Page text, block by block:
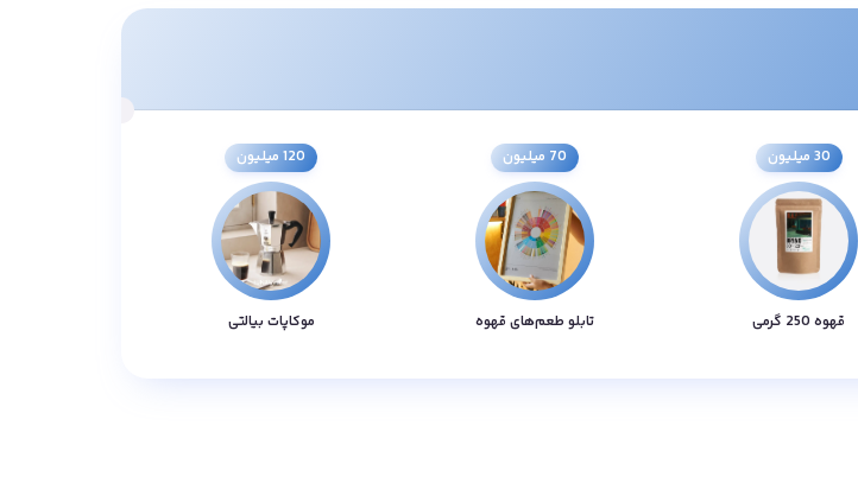
30 میلیون
قهوه 250 گرمی
70 میلیون
تابلو طعم‌های قهوه
120 میلیون
موکاپات بیالتی